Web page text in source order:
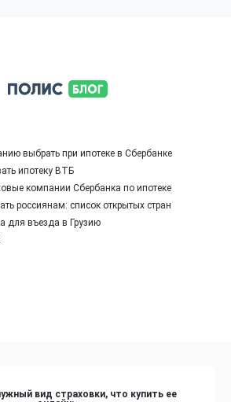
выбрать при ипотеке в Сбербанке
ипотеку ВТБ
компании Сбербанка по ипотеке
россиянам: список открытых стран
для въезда в Грузию
вид страховки, что купить ее